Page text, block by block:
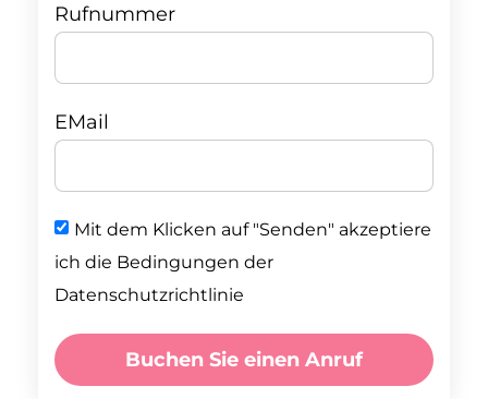
Rufnummer
EMail
Mit dem Klicken auf "Senden" akzeptiere
ich die Bedingungen der
Datenschutzrichtlinie
Buchen Sie einen Anruf